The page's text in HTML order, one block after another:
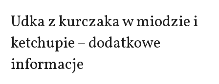
Udka z kurczaka w miodzie i
ketchupie – dodatkowe
informacje